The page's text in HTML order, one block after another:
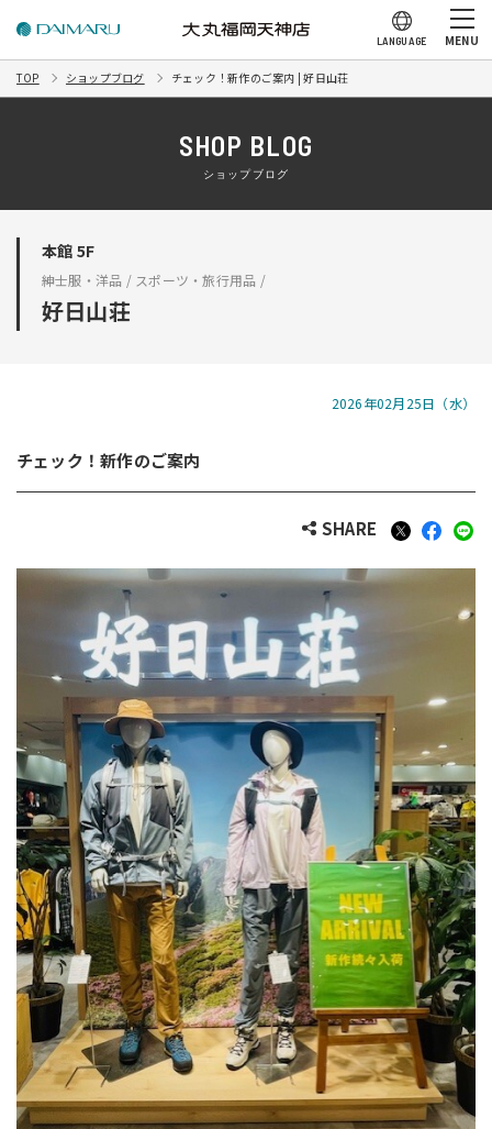
LANGUAGE MENU
TOP ショップブログ チェック！新作のご案内 | 好日山荘
SHOP BLOG
ショップブログ
本館 5F
紳士服・洋品 / スポーツ・旅行用品 /
好日山荘
2026年02月25日（水）
チェック！新作のご案内
SHARE